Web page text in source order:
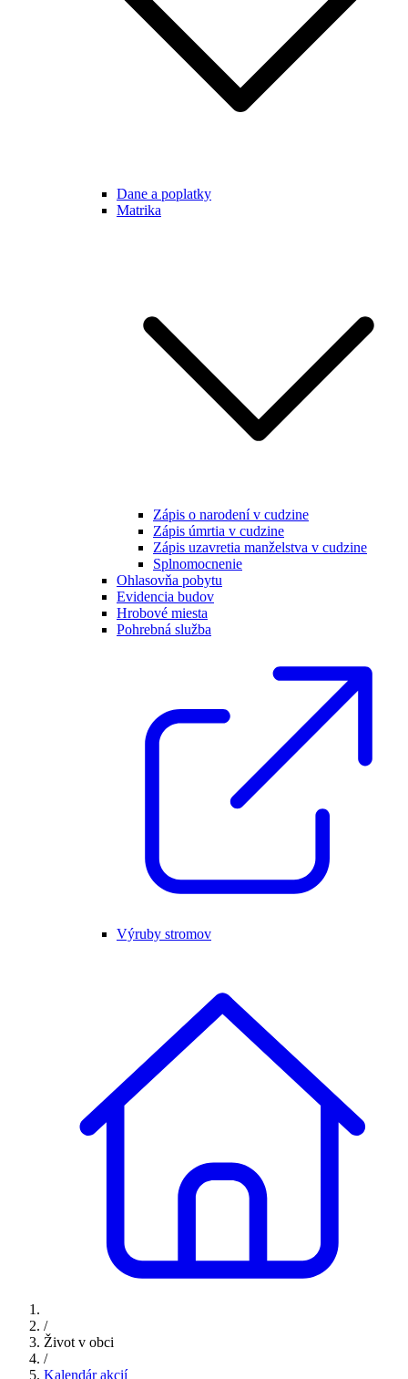
Dane a poplatky
Matrika
Zápis o narodení v cudzine
Zápis úmrtia v cudzine
Zápis uzavretia manželstva v cudzine
Splnomocnenie
Ohlasovňa pobytu
Evidencia budov
Hrobové miesta
Pohrebná služba
Výruby stromov
/
Život v obci
/
Kalendár akcií